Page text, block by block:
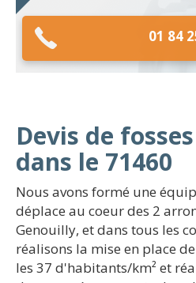
01 84
Devis de
dans le 71460
Nous avons formé une
déplace au coeur des 2
Genouilly, et dans tous les
réalisons la mise en place
les 37 d'habitants/km² et